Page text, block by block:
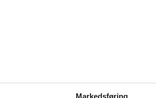
Markedsføring